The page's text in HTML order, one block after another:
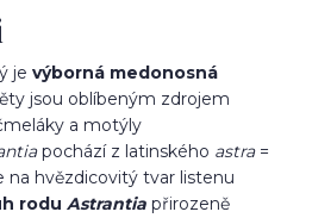
je výborná medonosná
jsou oblíbeným zdrojem
a motýly
pochází z latinského astra=
na hvězdicovitý tvar listenu
rodu Astrantia přirozeně